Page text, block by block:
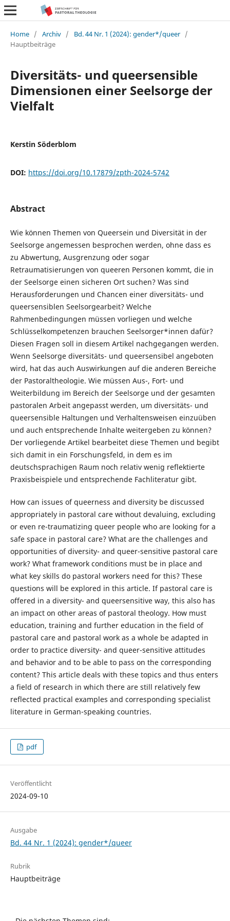
Home / Archiv / Bd. 44 Nr. 1 (2024): gender*/queer /
Hauptbeiträge
Diversitäts- und queersensible
Dimensionen einer Seelsorge der
Vielfalt
Kerstin Söderblom
DOI: https://doi.org/10.17879/zpth-2024-5742
Abstract
Wie können Themen von Queersein und Diversität in der
Seelsorge angemessen besprochen werden, ohne dass es
zu Abwertung, Ausgrenzung oder sogar
Retraumatisierungen von queeren Personen kommt, die in
der Seelsorge einen sicheren Ort suchen? Was sind
Herausforderungen und Chancen einer diversitäts- und
queersensiblen Seelsorgearbeit? Welche
Rahmenbedingungen müssen vorliegen und welche
Schlüsselkompetenzen brauchen Seelsorger*innen dafür?
Diesen Fragen soll in diesem Artikel nachgegangen werden.
Wenn Seelsorge diversitäts- und queersensibel angeboten
wird, hat das auch Auswirkungen auf die anderen Bereiche
der Pastoraltheologie. Wie müssen Aus-, Fort- und
Weiterbildung im Bereich der Seelsorge und der gesamten
pastoralen Arbeit angepasst werden, um diversitäts- und
queersensible Haltungen und Verhaltensweisen einzuüben
und auch entsprechende Inhalte weitergeben zu können?
Der vorliegende Artikel bearbeitet diese Themen und begibt
sich damit in ein Forschungsfeld, in dem es im
deutschsprachigen Raum noch relativ wenig reflektierte
Praxisbeispiele und entsprechende Fachliteratur gibt.
How can issues of queerness and diversity be discussed
appropriately in pastoral care without devaluing, excluding
or even re-traumatizing queer people who are looking for a
safe space in pastoral care? What are the challenges and
opportunities of diversity- and queer-sensitive pastoral care
work? What framework conditions must be in place and
what key skills do pastoral workers need for this? These
questions will be explored in this article. If pastoral care is
offered in a diversity- and queersensitive way, this also has
an impact on other areas of pastoral theology. How must
education, training and further education in the field of
pastoral care and pastoral work as a whole be adapted in
order to practice diversity- and queer-sensitive attitudes
and behavior and to be able to pass on the corresponding
content? This article deals with these topics and thus enters
a field of research in which there are still relatively few
reflected practical examples and corresponding specialist
literature in German-speaking countries.
pdf
Veröffentlicht
2024-09-10
Ausgabe
Bd. 44 Nr. 1 (2024): gender*/queer
Rubrik
Hauptbeiträge